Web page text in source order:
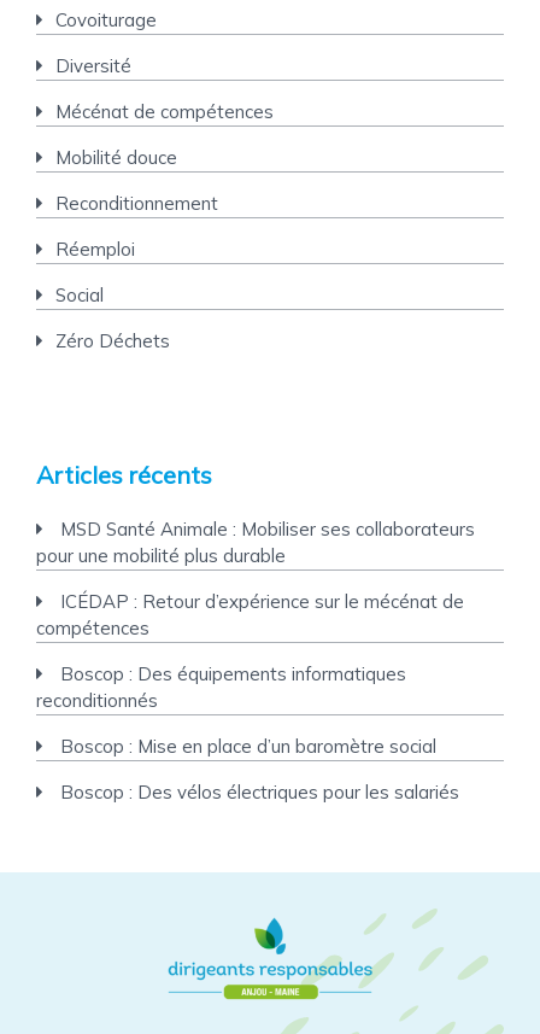
Covoiturage
Diversité
Mécénat de compétences
Mobilité douce
Reconditionnement
Réemploi
Social
Zéro Déchets
Articles récents
MSD Santé Animale : Mobiliser ses collaborateurs
pour une mobilité plus durable
ICÉDAP : Retour d’expérience sur le mécénat de
compétences
Boscop : Des équipements informatiques
reconditionnés
Boscop : Mise en place d’un baromètre social
Boscop : Des vélos électriques pour les salariés